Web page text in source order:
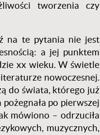
tworzenia czy
na te pytania nie jest
a jej punktem
xx wieku. W świetle
nowoczesnej.
do świata, którego już
po pierwszej
mówiono – odrzuciła
muzycznych,